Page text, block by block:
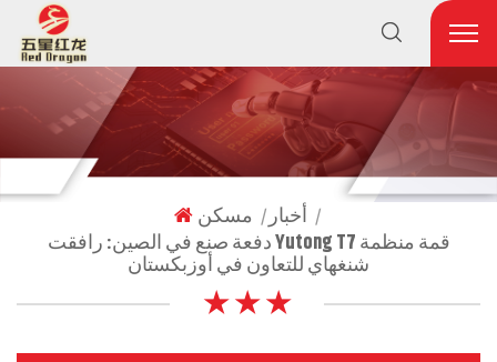
مسكن | أخبار |
دفعة صنع في الصين: رافقت Yutong T7 قمة منظمة
شنغهاي للتعاون في أوزبكستان
★ ★ ★